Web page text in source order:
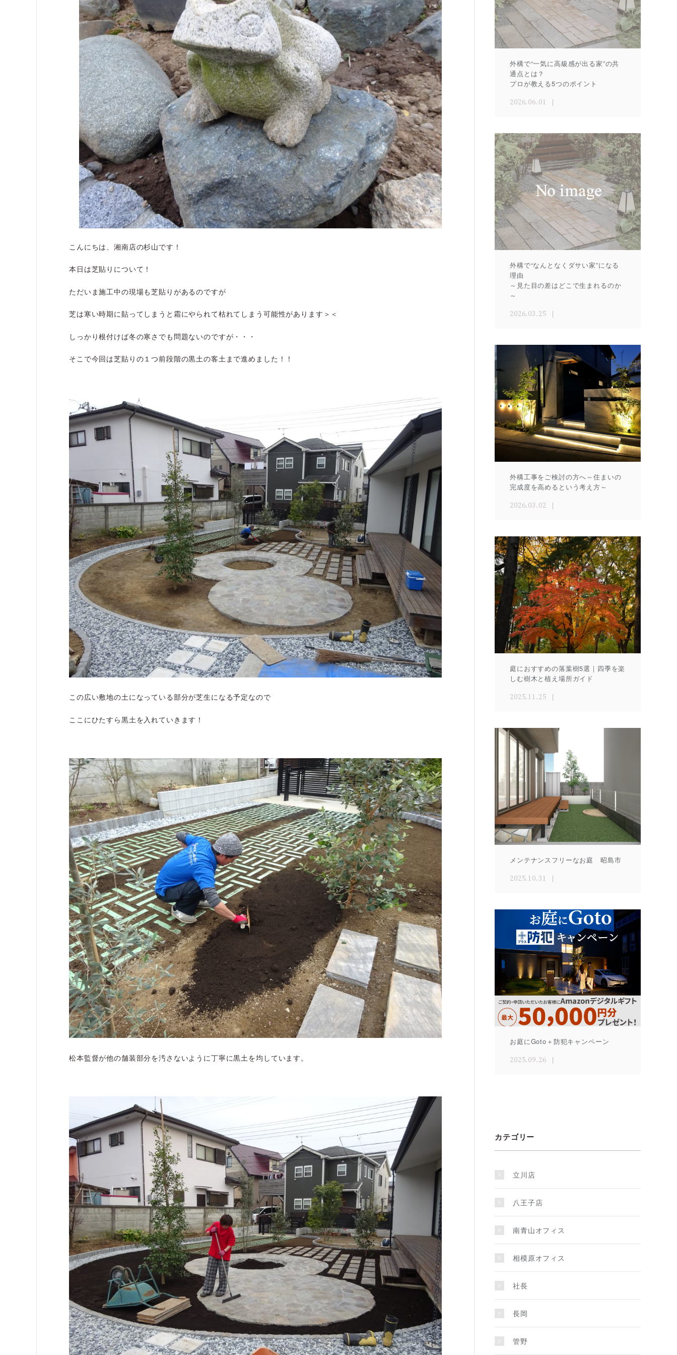
こんにちは、湘南店の杉山です！
本日は芝貼りについて！
ただいま施工中の現場も芝貼りがあるのですが
芝は寒い時期に貼ってしまうと霜にやられて枯れてしまう可能性があります＞＜
しっかり根付けば冬の寒さでも問題ないのですが・・・
そこで今回は芝貼りの１つ前段階の黒土の客土まで進めました！！
この広い敷地の土になっている部分が芝生になる予定なので
ここにひたすら黒土を入れていきます！
松本監督が他の舗装部分を汚さないように丁寧に黒土を均しています。
外構で“一気に高級感が出る家”の共
通点とは？
プロが教える5つのポイント
2026.06.01
外構で“なんとなくダサい家”になる
理由
～見た目の差はどこで生まれるのか
～
2026.03.25
外構工事をご検討の方へ～住まいの
完成度を高めるという考え方～
2026.03.02
庭におすすめの落葉樹5選｜四季を楽
しむ樹木と植え場所ガイド
2025.11.25
メンテナンスフリーなお庭 昭島市
2025.10.31
お庭にGoto＋防犯キャンペーン
2025.09.26
カテゴリー
立川店
八王子店
南青山オフィス
相模原オフィス
社長
長岡
管野